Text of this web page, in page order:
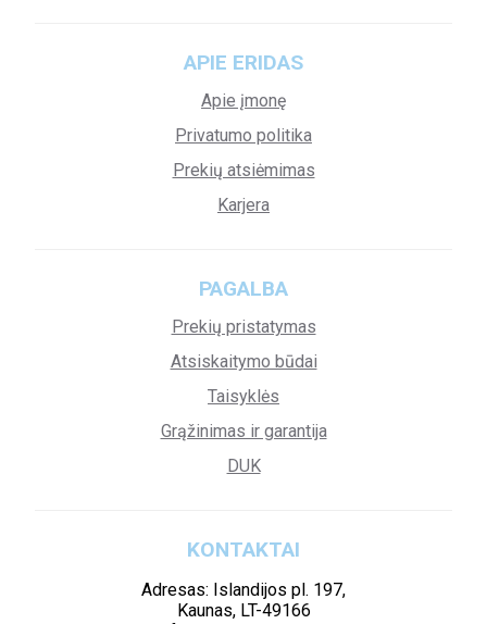
APIE ERIDAS
Apie įmonę
Privatumo politika
Prekių atsiėmimas
Karjera
PAGALBA
Prekių pristatymas
Atsiskaitymo būdai
Taisyklės
Grąžinimas ir garantija
DUK
KONTAKTAI
Adresas: Islandijos pl. 197,
Kaunas, LT-49166